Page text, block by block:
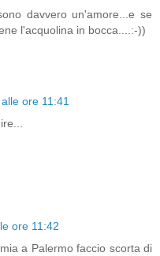
davvero un'amore...e se
l'acquolina in bocca....:-))
ore 11:41
ore 11:42
a Palermo faccio scorta di